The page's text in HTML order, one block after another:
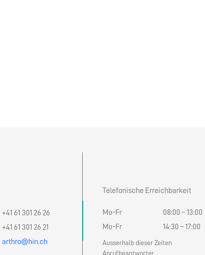
+41 61 301 26 26
+41 61 301 26 21
arthro@hin.ch
Telefonische Erreichbarkeit
Mo-Fr
08:00 – 13:00
Mo-Fr
14:30 – 17:00
Ausserhalb dieser Zeiten
Anrufbeantworter